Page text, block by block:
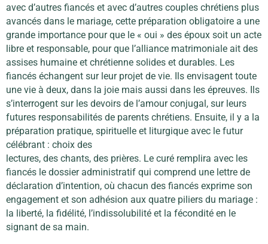
avec d’autres fiancés et avec d’autres couples chrétiens plus
avancés dans le mariage, cette préparation obligatoire a une
grande importance pour que le « oui » des époux soit un acte
libre et responsable, pour que l’alliance matrimoniale ait des
assises humaine et chrétienne solides et durables. Les
fiancés échangent sur leur projet de vie. Ils envisagent toute
une vie à deux, dans la joie mais aussi dans les épreuves. Ils
s’interrogent sur les devoirs de l’amour conjugal, sur leurs
futures responsabilités de parents chrétiens. Ensuite, il y a la
préparation pratique, spirituelle et liturgique avec le futur
célébrant : choix des
lectures, des chants, des prières. Le curé remplira avec les
fiancés le dossier administratif qui comprend une lettre de
déclaration d’intention, où chacun des fiancés exprime son
engagement et son adhésion aux quatre piliers du mariage :
la liberté, la fidélité, l’indissolubilité et la fécondité en le
signant de sa main.